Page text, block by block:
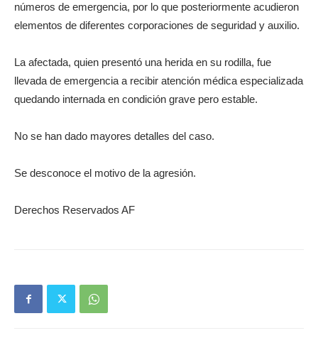
números de emergencia, por lo que posteriormente acudieron
elementos de diferentes corporaciones de seguridad y auxilio.
La afectada, quien presentó una herida en su rodilla, fue
llevada de emergencia a recibir atención médica especializada
quedando internada en condición grave pero estable.
No se han dado mayores detalles del caso.
Se desconoce el motivo de la agresión.
Derechos Reservados AF